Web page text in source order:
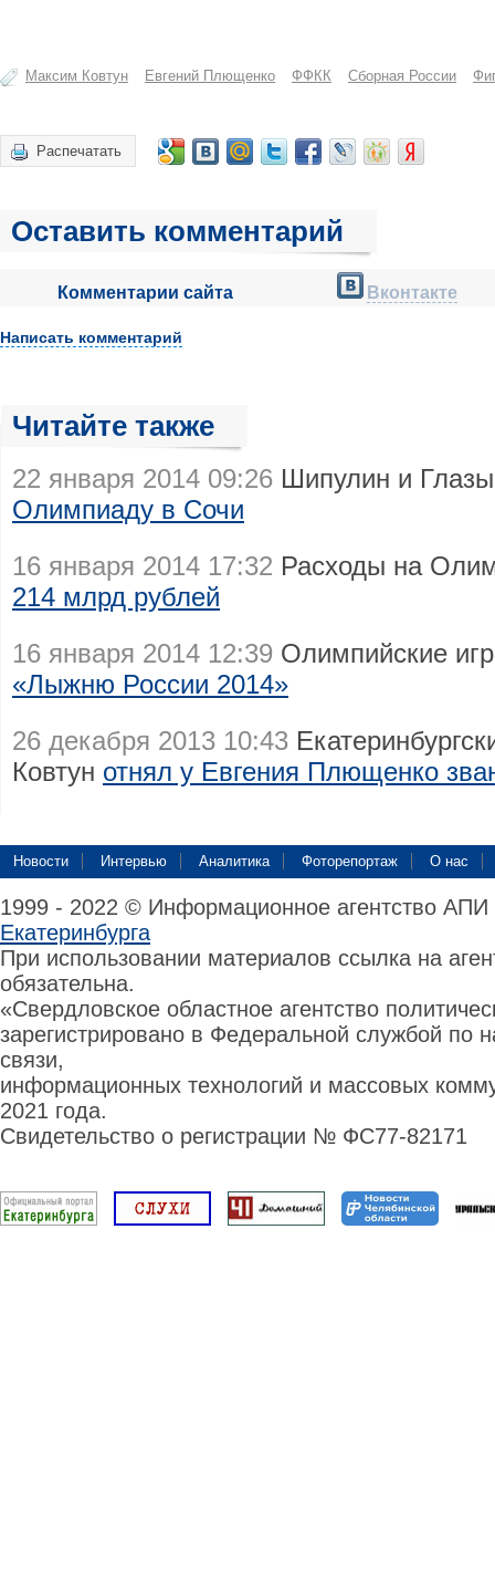
Максим Ковтун Евгений Плющенко ФФКК Сборная России
Распечатать
Оставить комментарий
Комментарии сайта Вконтакте
Написать комментарий
Читайте также
22 января 2014 09:26 Шипулин и
Олимпиаду в Сочи
16 января 2014 17:32 Расходы на
214 млрд рублей
16 января 2014 12:39 Олимпийские
«Лыжню России 2014»
26 декабря 2013 10:43
Ковтун отнял у Евгения Плющенко
Новости Интервью Аналитика Фоторепортаж О нас
1999 - 2022 © Информационное агентство
Екатеринбурга
При использовании материалов ссылка на
обязательна.
«Свердловское областное агентство
зарегистрировано в Федеральной службой по
связи,
информационных технологий и массовых
2021 года.
Свидетельство о регистрации № ФС77-82171